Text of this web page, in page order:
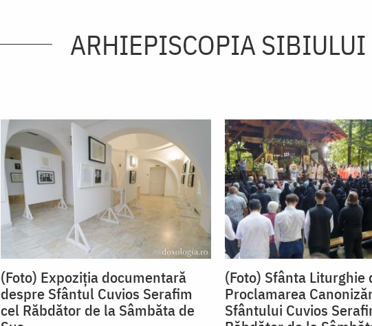
ARHIEPISCOPIA SIBIULUI
(Foto) Expoziția documentară
despre Sfântul Cuvios Serafim
cel Răbdător de la Sâmbăta de
(Foto) Sfânta Liturghie
Proclamarea
Sfântului Cuvios